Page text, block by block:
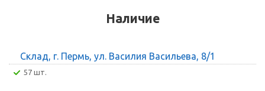
Наличие
Склад, г. Пермь, ул. Василия Васильева, 8/1
57 шт.